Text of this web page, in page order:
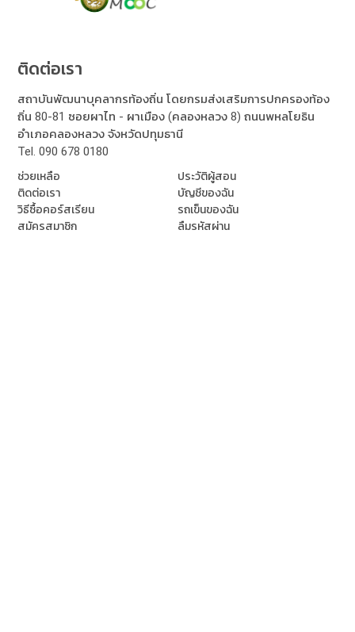
มหาวิทยาลัยรามคำแหง
กลุ่มงานระบบงานคอมพิวเตอร์ ศูนย์เทคโนโลยีสารสนเทศท้องถิ่น
ติดต่อเรา
สถาบันพัฒนาบุคลากรท้องถิ่น โดยกรมส่งเสริมการปกครองท้อง
ถิ่น 80-81 ซอยผาไท - ผาเมือง (คลองหลวง 8) ถนนพหลโยธิน
อำเภอคลองหลวง จังหวัดปทุมธานี
Tel.090 678 0180
ช่วยเหลือ
ประวัติผู้สอน
ติดต่อเรา
บัญชีของฉัน
วิธีซื้อคอร์สเรียน
รถเข็นของฉัน
สมัครสมาชิก
ลืมรหัสผ่าน